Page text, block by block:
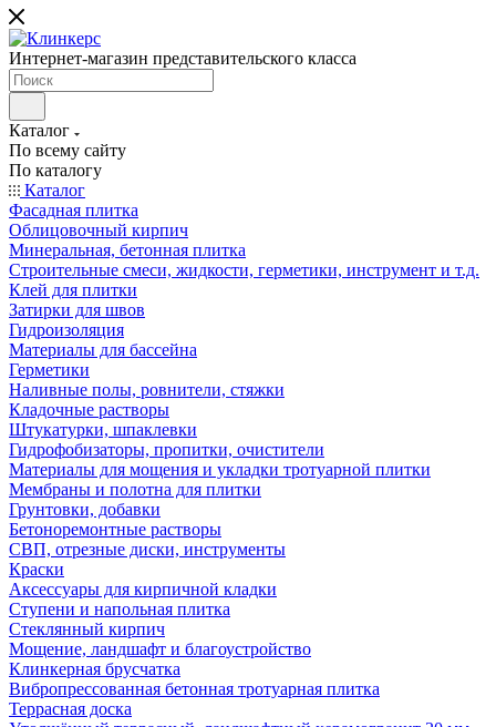
Интернет-магазин представительского класса
Каталог
По всему сайту
По каталогу
Каталог
Фасадная плитка
Облицовочный кирпич
Минеральная, бетонная плитка
Строительные смеси, жидкости, герметики, инструмент и т.д.
Клей для плитки
Затирки для швов
Гидроизоляция
Материалы для бассейна
Герметики
Наливные полы, ровнители, стяжки
Кладочные растворы
Штукатурки, шпаклевки
Гидрофобизаторы, пропитки, очистители
Материалы для мощения и укладки тротуарной плитки
Мембраны и полотна для плитки
Грунтовки, добавки
Бетоноремонтные растворы
СВП, отрезные диски, инструменты
Краски
Аксессуары для кирпичной кладки
Ступени и напольная плитка
Cтеклянный кирпич
Мощение, ландшафт и благоустройство
Клинкерная брусчатка
Вибропрессованная бетонная тротуарная плитка
Террасная доска